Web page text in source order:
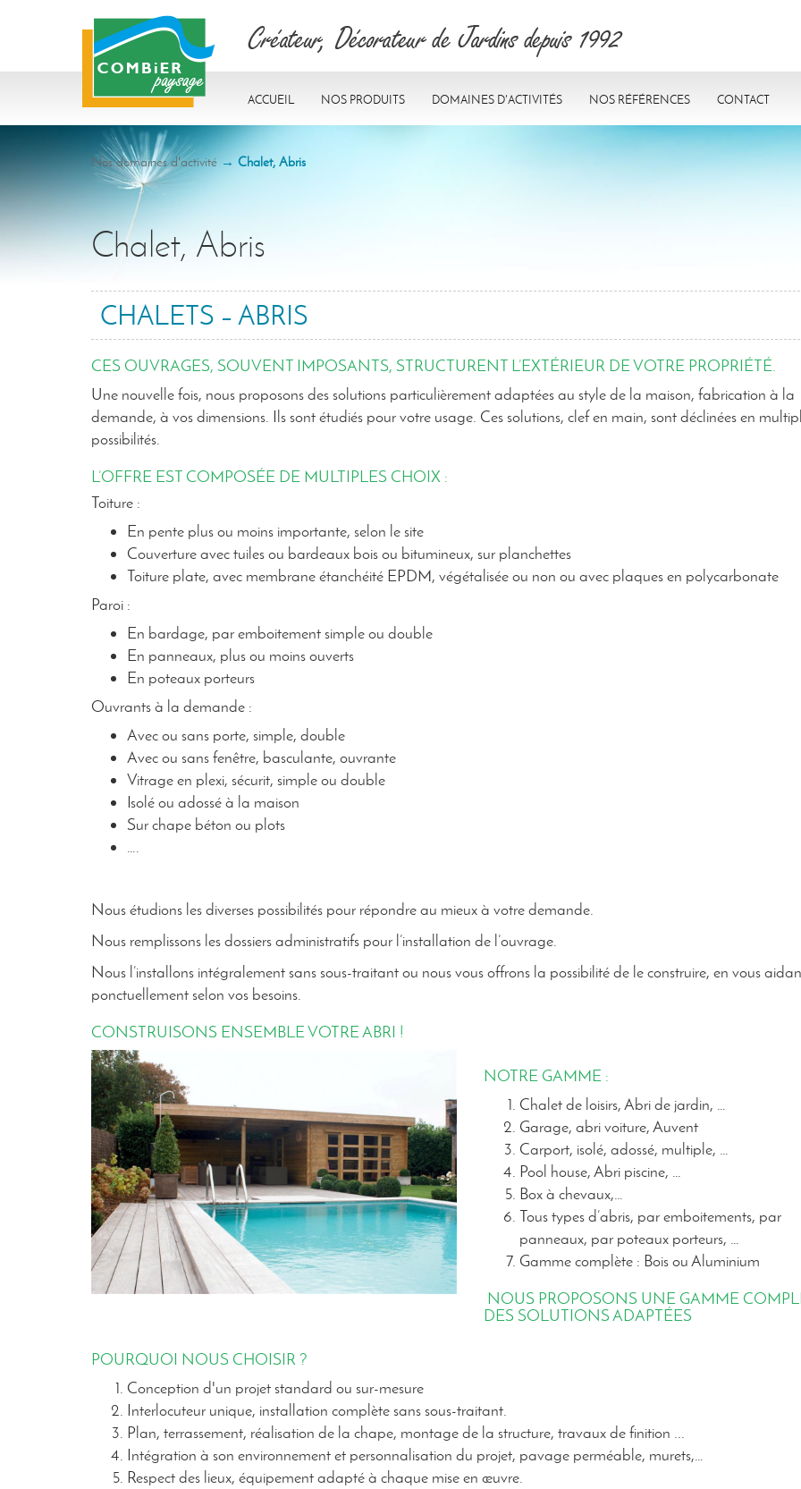
Accueil Nos produits Domaines d'activités Nos références Contact
Nos domaines d'activité→ Chalet, Abris
Chalet, Abris
CHALETS – ABRIS
CES OUVRAGES, SOUVENT IMPOSANTS, STRUCTURENT L’EXTÉRIEUR DE VOTRE PROPRIÉTÉ.
Une nouvelle fois, nous proposons des solutions particulièrement adaptées au style de la maison, fabrication à la
demande, à vos dimensions. Ils sont étudiés pour votre usage. Ces solutions, clef en main, sont déclinées en
possibilités.
L’OFFRE EST COMPOSÉE DE MULTIPLES CHOIX :
Toiture :
En pente plus ou moins importante, selon le site
Couverture avec tuiles ou bardeaux bois ou bitumineux, sur planchettes
Toiture plate, avec membrane étanchéité EPDM, végétalisée ou non ou avec plaques en polycarbonate
Paroi :
En bardage, par emboitement simple ou double
En panneaux, plus ou moins ouverts
En poteaux porteurs
Ouvrants à la demande :
Avec ou sans porte, simple, double
Avec ou sans fenêtre, basculante, ouvrante
Vitrage en plexi, sécurit, simple ou double
Isolé ou adossé à la maison
Sur chape béton ou plots
….
Nous étudions les diverses possibilités pour répondre au mieux à votre demande.
Nous remplissons les dossiers administratifs pour l’installation de l’ouvrage.
Nous l’installons intégralement sans sous-traitant ou nous vous offrons la possibilité de le construire, en vous
ponctuellement selon vos besoins.
CONSTRUISONS ENSEMBLE VOTRE ABRI !
NOTRE GAMME :
Chalet de loisirs, Abri de jardin, …
Garage, abri voiture, Auvent
Carport, isolé, adossé, multiple, …
Pool house, Abri piscine, …
Box à chevaux,…
Tous types d’abris, par emboitements, par
panneaux, par poteaux porteurs, …
Gamme complète : Bois ou Aluminium
NOUS PROPOSONS UNE GAMME
DES SOLUTIONS ADAPTÉES
POURQUOI NOUS CHOISIR ?
Conception d'un projet standard ou sur-mesure
Interlocuteur unique, installation complète sans sous-traitant.
Plan, terrassement, réalisation de la chape, montage de la structure, travaux de finition ...
Intégration à son environnement et personnalisation du projet, pavage perméable, murets,…
Respect des lieux, équipement adapté à chaque mise en œuvre.